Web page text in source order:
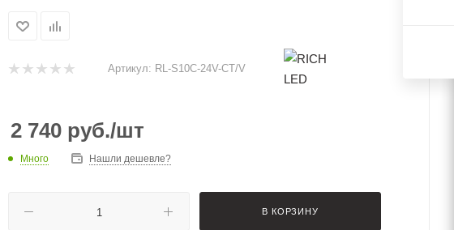
Артикул: RL-S10C-24V-CT/V
2 740 руб./шт
Много Нашли дешевле?
В КОРЗИНУ